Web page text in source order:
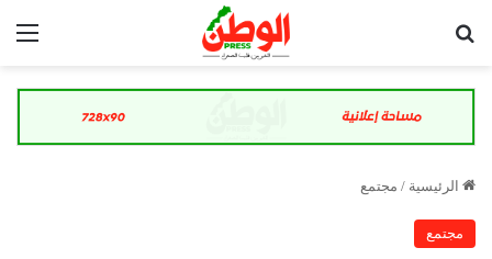
الرئيسية / مجتمع
مجتمع